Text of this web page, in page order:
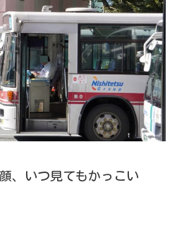
、いつ見てもかっこい